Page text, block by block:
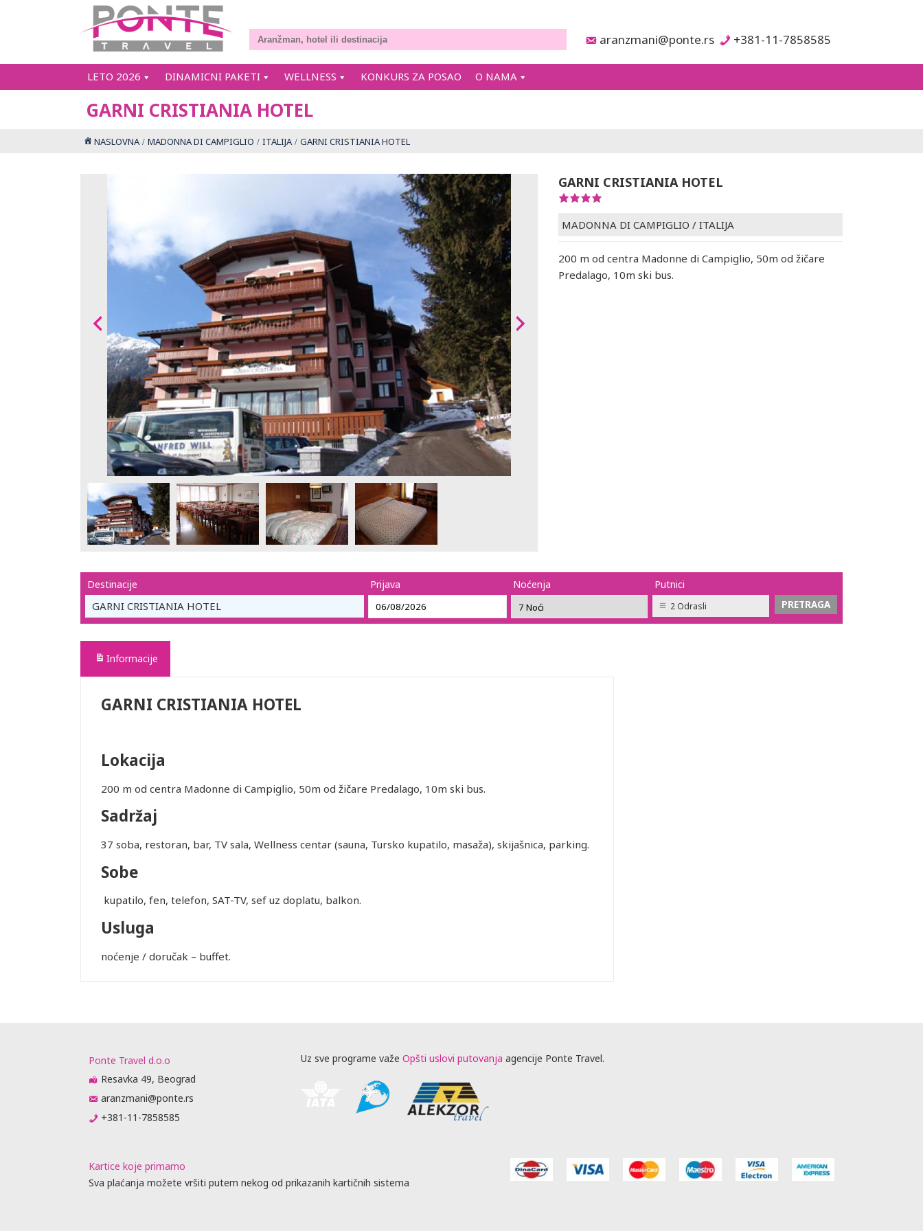
aranzmani@ponte.rs +381-11-7858585
LETO 2026 DINAMICNI PAKETI WELLNESS KONKURS ZA POSAO O NAMA
GARNI CRISTIANIA HOTEL
NASLOVNA MADONNA DI CAMPIGLIO ITALIJA GARNI CRISTIANIA HOTEL
GARNI CRISTIANIA HOTEL
MADONNA DI CAMPIGLIO / ITALIJA
200 m od centra Madonne di Campiglio, 50m od žičare
Predalago, 10m ski bus.
Destinacije
GARNI CRISTIANIA HOTEL
Prijava Noćenja Putnici
2 Odrasli
Informacije
GARNI CRISTIANIA HOTEL
Lokacija
200 m od centra Madonne di Campiglio, 50m od žičare Predalago, 10m ski bus.
Sadržaj
37 soba, restoran, bar, TV sala, Wellness centar (sauna, Tursko kupatilo, masaža), skijašnica, parking.
Sobe
kupatilo, fen, telefon, SAT-TV, sef uz doplatu, balkon.
Usluga
noćenje / doručak – buffet.
Ponte Travel d.o.o
Resavka 49, Beograd
aranzmani@ponte.rs
+381-11-7858585
Uz sve programe važe Opšti uslovi putovanja agencije Ponte Travel.
Kartice koje primamo
Sva plaćanja možete vršiti putem nekog od prikazanih kartičnih sistema